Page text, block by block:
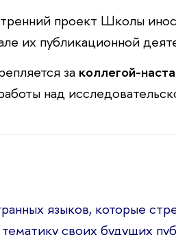
проект Школы
их публикационной
за коллегой-
над
языков, которые
своих будущих